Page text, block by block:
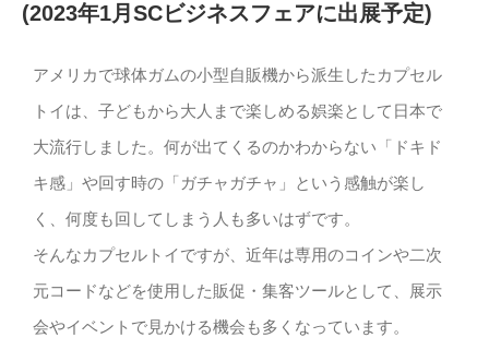
(2023年1月SCビジネスフェアに出展予定)
アメリカで球体ガムの小型自販機から派生したカプセル
トイは、子どもから大人まで楽しめる娯楽として日本で
大流行しました。何が出てくるのかわからない「ドキド
キ感」や回す時の「ガチャガチャ」という感触が楽し
く、何度も回してしまう人も多いはずです。
そんなカプセルトイですが、近年は専用のコインや二次
元コードなどを使用した販促・集客ツールとして、展示
会やイベントで見かける機会も多くなっています。